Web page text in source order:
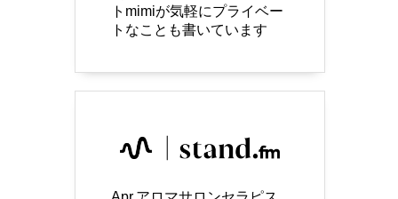
トmimiが気軽にプライベー
トなことも書いています